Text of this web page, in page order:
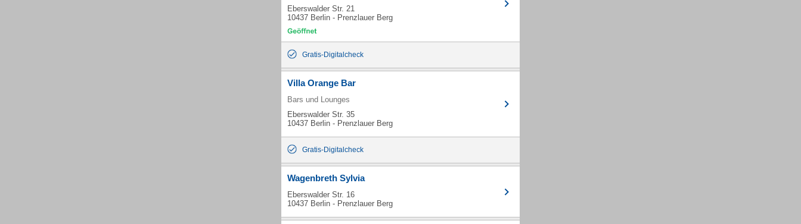
Eberswalder Str. 21
10437 Berlin - Prenzlauer Berg
Gratis-Digitalcheck
Villa Orange Bar
Bars und Lounges
Eberswalder Str. 35
10437 Berlin - Prenzlauer Berg
Gratis-Digitalcheck
Wagenbreth Sylvia
Eberswalder Str. 16
10437 Berlin - Prenzlauer Berg